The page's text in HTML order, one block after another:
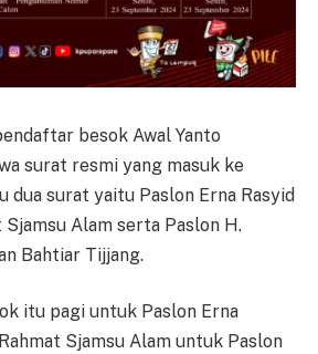
besok Awal Yanto
surat resmi yang masuk ke
dua surat yaitu Paslon Erna Rasyid
Sjamsu Alam serta Paslon H.
Bahtiar Tijjang.
itu pagi untuk Paslon Erna
Sjamsu Alam untuk Paslon